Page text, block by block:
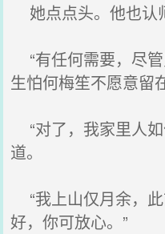
她点点头。他也认
“有任何需要，尽
生怕何梅笙不愿意留
“对了，我家里人
道。
“我上山仅月余，
好，你可放心。”